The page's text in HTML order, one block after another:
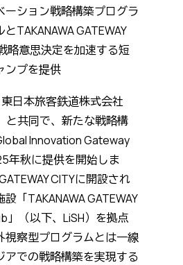
ーション戦略構築プログラ
TAKANAWA GATEWAY
略意思決定を加速する短
ンプを提供
日本旅客鉄道株式会社
と共同で、新たな戦略構
Innovation Gateway
年秋に提供を開始しま
CITYに開設され
「TAKANAWA GATEWAY
」（以下、LiSH）を拠点
視察型プログラムとは一線
アでの戦略構築を実現する